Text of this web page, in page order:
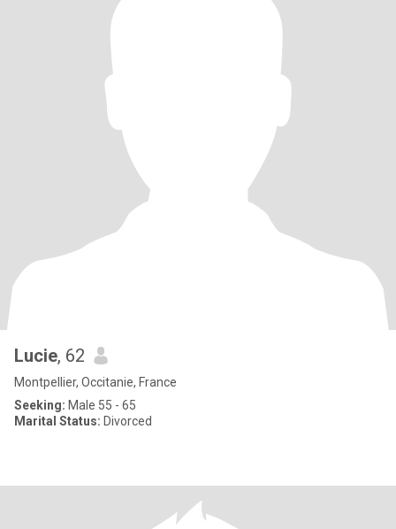
Lucie, 62
Montpellier, Occitanie, France
Seeking: Male 55 - 65
Marital Status: Divorced